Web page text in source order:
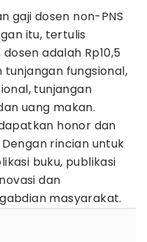
gaji dosen non-PNS
itu, tertulis
adalah Rp10,5
fungsional,
tunjangan
uang makan.
honor dan
rincian untuk
buku, publikasi
dan
masyarakat.